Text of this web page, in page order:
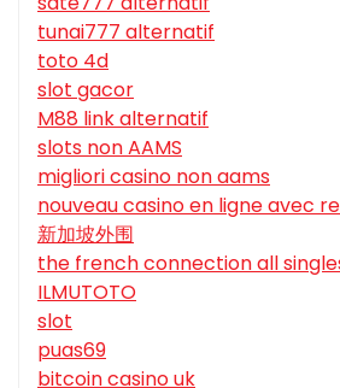
tunai777 alternatif
toto 4d
slot gacor
M88 link alternatif
slots non AAMS
migliori casino non aams
nouveau casino en ligne avec
新加坡外围
the french connection all
ILMUTOTO
slot
puas69
bitcoin casino uk